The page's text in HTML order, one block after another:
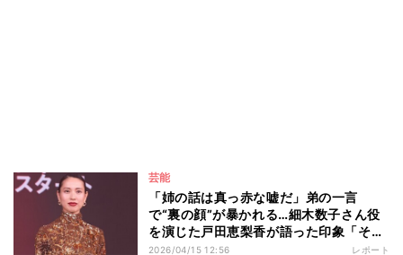
芸能
「姉の話は真っ赤な嘘だ」弟の一言
で“裏の顔”が暴かれる…細木数子さん役
を演じた戸田恵梨香が語った印象「そこ
も一つの魅力だったのかなというふうに
2026/04/15 12:56 レポート